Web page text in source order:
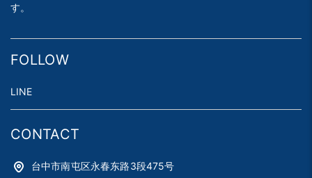
す。
FOLLOW
LINE
CONTACT
台中市南屯区永春东路3段475号